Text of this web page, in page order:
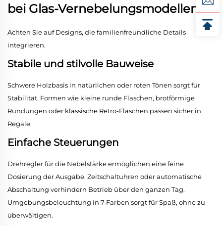
bei Glas-Vernebelungsmodellen
Achten Sie auf Designs, die familienfreundliche Details
integrieren.
Stabile und stilvolle Bauweise
Schwere Holzbasis in natürlichen oder roten Tönen sorgt für
Stabilität. Formen wie kleine runde Flaschen, brotförmige
Rundungen oder klassische Retro-Flaschen passen sicher in
Regale.
Einfache Steuerungen
Drehregler für die Nebelstärke ermöglichen eine feine
Dosierung der Ausgabe. Zeitschaltuhren oder automatische
Abschaltung verhindern Betrieb über den ganzen Tag.
Umgebungsbeleuchtung in 7 Farben sorgt für Spaß, ohne zu
überwältigen.